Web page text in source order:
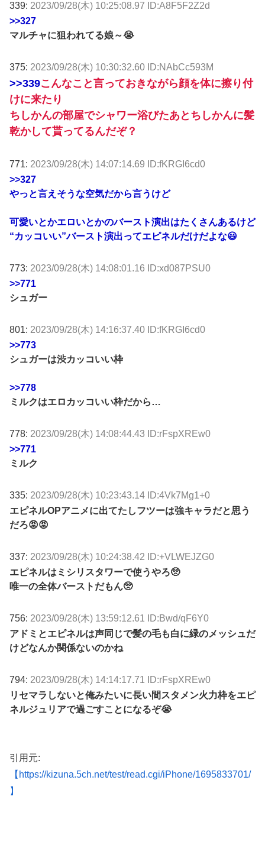
339: 2023/09/28(木) 10:25:08.97 ID:A8F5F2Z2d
>>327
マルチャに狙われてる娘～😭
375: 2023/09/28(木) 10:30:32.60 ID:NAbCc593M
>>339こんなこと言っておきながら顔を体に擦り付
けに来たり
ちしかんの部屋でシャワー浴びたあとちしかんに髪
乾かして貰ってるんだぞ？
771: 2023/09/28(木) 14:07:14.69 ID:fKRGI6cd0
>>327
やっと言えそうな空気だから言うけど
可愛いとかエロいとかのバースト演出はたくさんあるけど
“カッコいい”バースト演出ってエピネルだけだよな😃
773: 2023/09/28(木) 14:08:01.16 ID:xd087PSU0
>>771
シュガー
801: 2023/09/28(木) 14:16:37.40 ID:fKRGI6cd0
>>773
シュガーは渋カッコいい枠
>>778
ミルクはエロカッコいい枠だから…
778: 2023/09/28(木) 14:08:44.43 ID:rFspXREw0
>>771
ミルク
335: 2023/09/28(木) 10:23:43.14 ID:4Vk7Mg1+0
エピネルOPアニメに出てたしフツーは強キャラだと思う
だろ😡😡
337: 2023/09/28(木) 10:24:38.42 ID:+VLWEJZG0
エピネルはミシリスタワーで使うやろ🥺
唯一の全体バーストだもん🥺
756: 2023/09/28(木) 13:59:12.61 ID:Bwd/qF6Y0
アドミとエピネルは声同じで髪の毛も白に緑のメッシュだ
けどなんか関係ないのかね
794: 2023/09/28(木) 14:14:17.71 ID:rFspXREw0
リセマラしないと俺みたいに長い間スタメン火力枠をエピ
ネルジュリアで過ごすことになるぞ😭
引用元:
【https://kizuna.5ch.net/test/read.cgi/iPhone/1695833701/
】